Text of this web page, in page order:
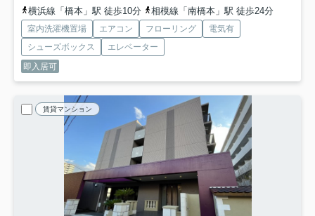
横浜線「橋本」駅 徒歩10分
相模線「南橋本」駅 徒歩24分
室内洗濯機置場 エアコン フローリング
電気有
シューズボックス
エレベーター
即入居可
賃貸マンション